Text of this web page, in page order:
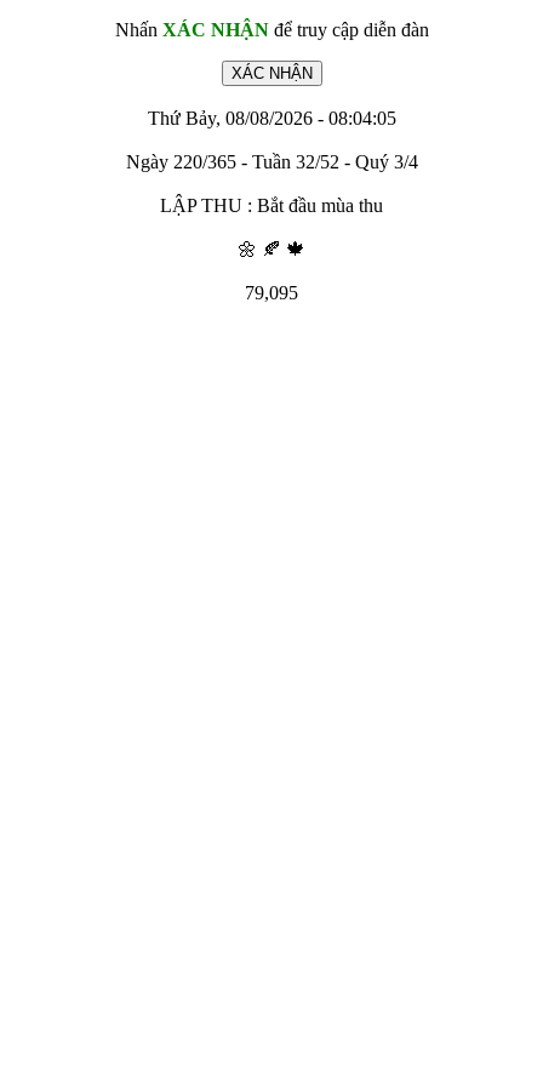
Nhấn XÁC NHẬNđể truy cập diễn đàn
Thứ Bảy, 08/08/2026 - 08:04:05
Ngày 220/365 - Tuần 32/52 - Quý 3/4
LẬP THU : Bắt đầu mùa thu
🌼 🍂 🍁
79,095